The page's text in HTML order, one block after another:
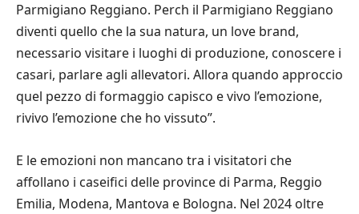
Parmigiano Reggiano. Perch il Parmigiano Reggiano
diventi quello che la sua natura, un love brand,
necessario visitare i luoghi di produzione, conoscere i
casari, parlare agli allevatori. Allora quando approccio
quel pezzo di formaggio capisco e vivo l’emozione,
rivivo l’emozione che ho vissuto”.
E le emozioni non mancano tra i visitatori che
affollano i caseifici delle province di Parma, Reggio
Emilia, Modena, Mantova e Bologna. Nel 2024 oltre